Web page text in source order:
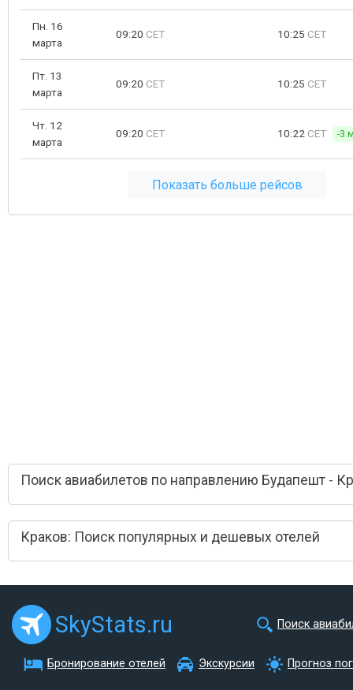
Пн. 16
марта
09:20 CET 10:25 CET
Пт. 13
марта
09:20 CET 10:25 CET
Чт. 12
марта
09:20 CET 10:22 CET -3
Показать больше рейсов
Поиск авиабилетов по направлению Будапешт -
Краков: Поиск популярных и дешевых отелей
SkyStats.ru Поиск
Бронирование отелей Экскурсии Прогноз